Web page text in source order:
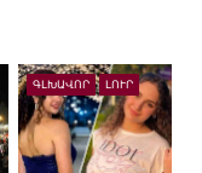
ԳԼԽԱՎՈՐ ԼՈՒՐ